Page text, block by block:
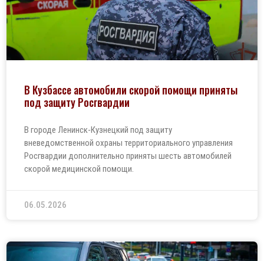
В Кузбассе автомобили скорой помощи приняты
под защиту Росгвардии
В городе Ленинск-Кузнецкий под защиту
вневедомственной охраны территориального управления
Росгвардии дополнительно приняты шесть автомобилей
скорой медицинской помощи.
06.05.2026